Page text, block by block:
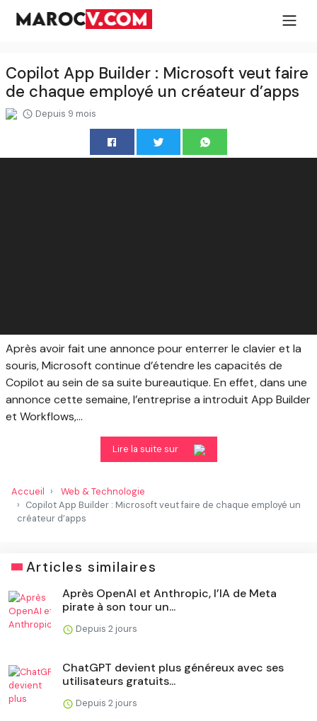
Copilot App Builder : Microsoft veut faire
de chaque employé un créateur d’apps
Depuis 9 mois
Après avoir fait une annonce pour enterrer le clavier et la
souris, Microsoft continue d’étendre les capacités de
Copilot au sein de sa suite bureautique. En effet, dans une
annonce cette semaine, l’entreprise a introduit App Builder
et Workflows,...
Lire la suite sur
Accueil
Web & Technologie
Copilot App Builder : Microsoft veut faire de chaque employé un
créateur d’apps
Articles similaires
Après OpenAI et Anthropic, l’IA de Meta
pirate à son tour un...
Depuis 2 jours
ChatGPT devient plus généreux avec ses
utilisateurs gratuits...
Depuis 2 jours